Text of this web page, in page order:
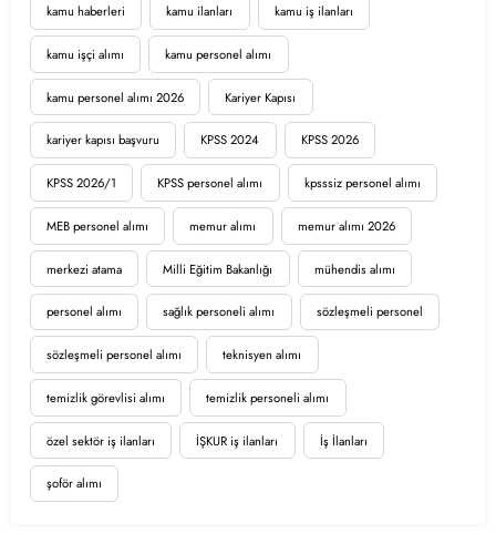
kamu haberleri kamu ilanları kamu iş ilanları
kamu işçi alımı kamu personel alımı
kamu personel alımı 2026 Kariyer Kapısı
kariyer kapısı başvuru KPSS 2024 KPSS 2026
KPSS 2026/1 KPSS personel alımı kpsssiz personel alımı
MEB personel alımı memur alımı memur alımı 2026
merkezi atama Milli Eğitim Bakanlığı mühendis alımı
personel alımı sağlık personeli alımı sözleşmeli personel
sözleşmeli personel alımı teknisyen alımı
temizlik görevlisi alımı temizlik personeli alımı
özel sektör iş ilanları İŞKUR iş ilanları İş İlanları
şoför alımı